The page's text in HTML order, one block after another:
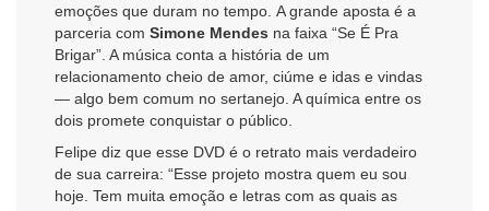
emoções que duram no tempo. A grande aposta é a
parceria com Simone Mendes na faixa “Se É Pra
Brigar”. A música conta a história de um
relacionamento cheio de amor, ciúme e idas e vindas
— algo bem comum no sertanejo. A química entre os
dois promete conquistar o público.
Felipe diz que esse DVD é o retrato mais verdadeiro
de sua carreira: “Esse projeto mostra quem eu sou
hoje. Tem muita emoção e letras com as quais as